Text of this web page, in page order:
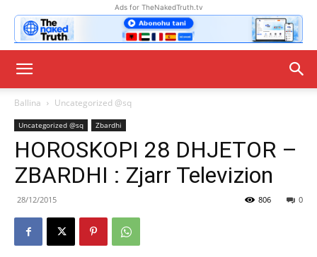
Ads for TheNakedTruth.tv
Ballina Uncategorized @sq
Uncategorized @sq Zbardhi
HOROSKOPI 28 DHJETOR –
ZBARDHI : Zjarr Televizion
28/12/2015 0
806